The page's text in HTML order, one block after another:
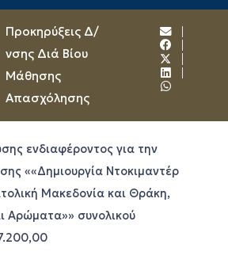
Προκηρύξεις Δ/
νσης Διά Βίου
Μάθησης
Απασχόλησης
ενδιαφέροντος για την
««Δημιουργία Ντοκιμαντέρ
Μακεδονία και Θράκη,
Αρώματα»» συνολικού